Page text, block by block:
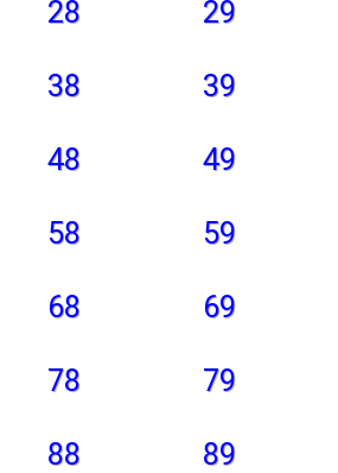
28 29
38 39
48 49
58 59
68 69
78 79
88 89